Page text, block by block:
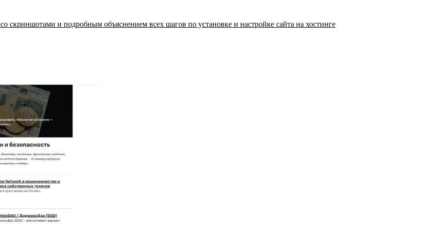
со скриншотами и подробным объяснением всех шагов по установке и настройке сайта на хостинге